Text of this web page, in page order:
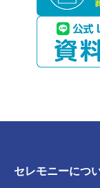
セレモニーにつ